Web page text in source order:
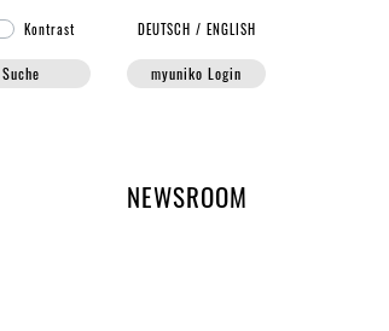
Kontrast DEUTSCH /ENGLISH
Suche myuniko Login
NEWSROOM